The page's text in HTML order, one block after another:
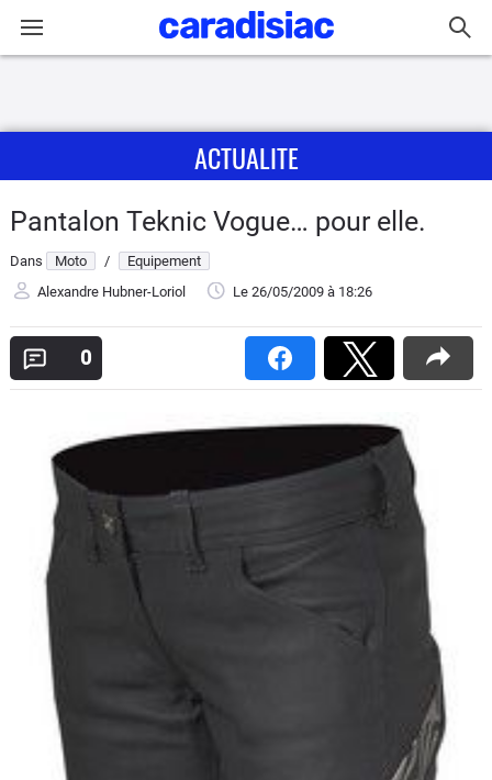
Actu
Essais
Equipement
Avis
Scooters
Marques
Services
ACTUALITE
Pantalon Teknic Vogue… pour elle.
Dans Moto /
Equipement
Alexandre Hubner-Loriol
Le 26/05/2009 à 18:26
0